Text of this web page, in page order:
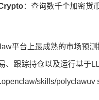
：查询数千个加密货
平台上最成熟的市场预
、跟踪持仓以及运行基于
skills/polyclawuv